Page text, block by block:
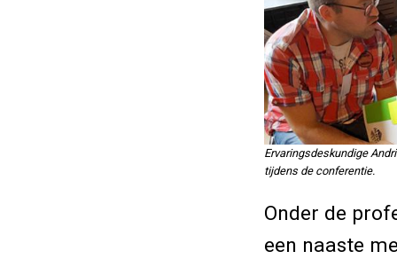
Ervaringsdeskundige
tijdens de conferentie.
Onder de
een naaste